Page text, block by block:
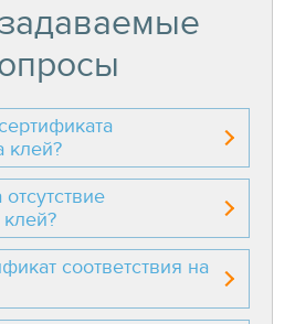
клей?
соответствия на